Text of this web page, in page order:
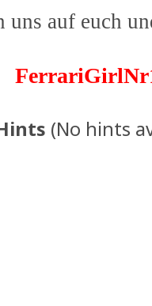
uns auf euch
(No hints